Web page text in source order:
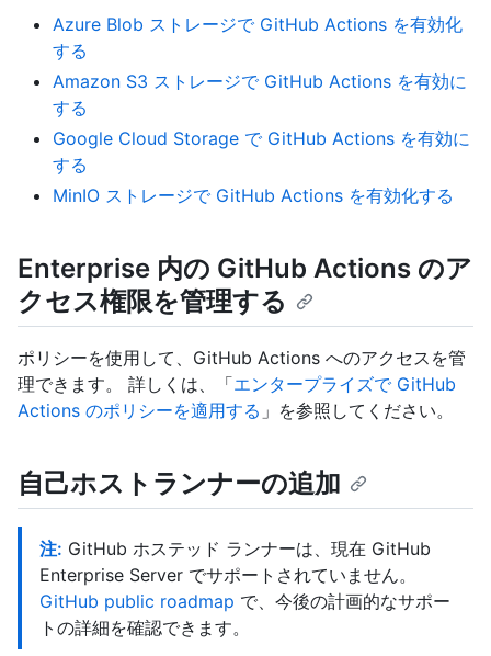
Azure Blob ストレージで GitHub Actions を有効化
する
Amazon S3 ストレージで GitHub Actions を有効に
する
Google Cloud Storage で GitHub Actions を有効に
する
MinIO ストレージで GitHub Actions を有効化する
Enterprise 内の GitHub Actions のア
クセス権限を管理する
ポリシーを使用して、GitHub Actions へのアクセスを管
理できます。 詳しくは、「エンタープライズで GitHub
Actions のポリシーを適用する 」を参照してください。
自己ホストランナーの追加
注: GitHub ホステッド ランナーは、現在 GitHub
Enterprise Server でサポートされていません。
GitHub public roadmap で、今後の計画的なサポー
トの詳細を確認できます。